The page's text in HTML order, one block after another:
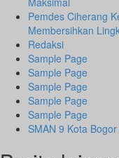
Pemdes Ciherang
Membersihkan
Redaksi
Sample Page
Sample Page
Sample Page
Sample Page
Sample Page
SMAN 9 Kota